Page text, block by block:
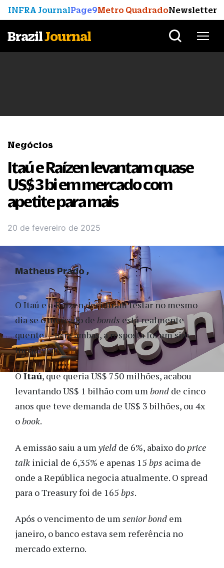
INFRA JournalPage9Metro QuadradoNewsletter
BrazilJournal
Negócios
Itaú e Raízen levantam quase
US$ 3 bi em mercado com
apetite para mais
20 de fevereiro de 2025
O Itaú e a Raízen decidiram testar no mesmo
dia se o mercado de bonds está realmente
quente — para ambas, a resposta foi um sim
inequívoco.
O Itaú, que queria US$ 750 milhões, acabou
levantando US$ 1 bilhão com umbond de cinco
anos que teve demanda de US$ 3 bilhões, ou 4x
obook.
A emissão saiu a umyield de 6%, abaixo do price
talk inicial de 6,35% e apenas 15 bps acima de
onde a República negocia atualmente. O spread
para o Treasury foi de 165 bps.
Após o vencimento de umsenior bond em
janeiro, o banco estava sem referência no
mercado externo.
Matheus Prado